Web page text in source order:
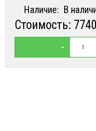
ДОСТАВКА И
КОНТАКТЫ
Наличие: В
Стоимость:
-